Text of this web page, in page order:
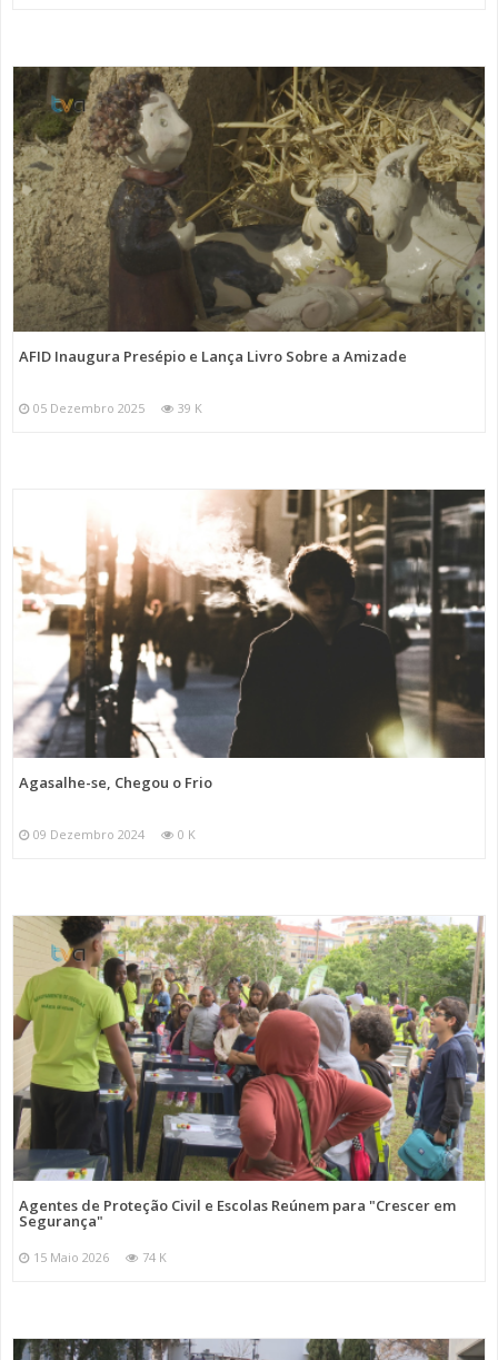
AFID Inaugura Presépio e Lança Livro Sobre a Amizade
05 Dezembro 2025 39 K
Agasalhe-se, Chegou o Frio
09 Dezembro 2024 0 K
Agentes de Proteção Civil e Escolas Reúnem para "Crescer em
Segurança"
15 Maio 2026 74 K